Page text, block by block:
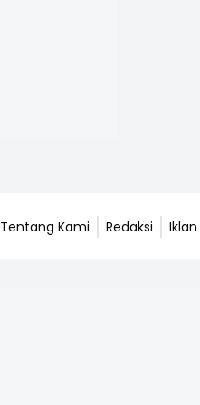
Tentang Kami Redaksi Iklan